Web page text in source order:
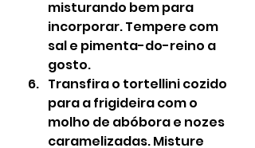
misturando bem para
incorporar. Tempere com
sal e pimenta-do-reino a
gosto.
Transfira o tortellini cozido
para a frigideira com o
molho de abóbora e nozes
caramelizadas. Misture